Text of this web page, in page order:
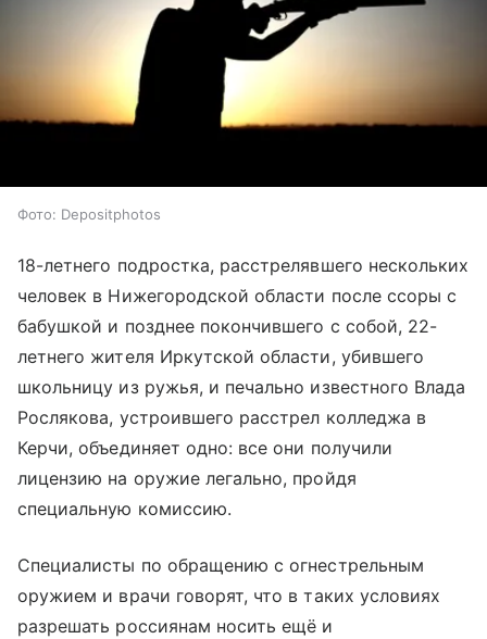
Фото: Depositphotos
18-летнего подростка, расстрелявшего нескольких
человек в Нижегородской области после ссоры с
бабушкой и позднее покончившего с собой, 22-
летнего жителя Иркутской области, убившего
школьницу из ружья, и печально известного Влада
Рослякова, устроившего расстрел колледжа в
Керчи, объединяет одно: все они получили
лицензию на оружие легально, пройдя
специальную комиссию.
Специалисты по обращению с огнестрельным
оружием и врачи говорят, что в таких условиях
разрешать россиянам носить ещё и